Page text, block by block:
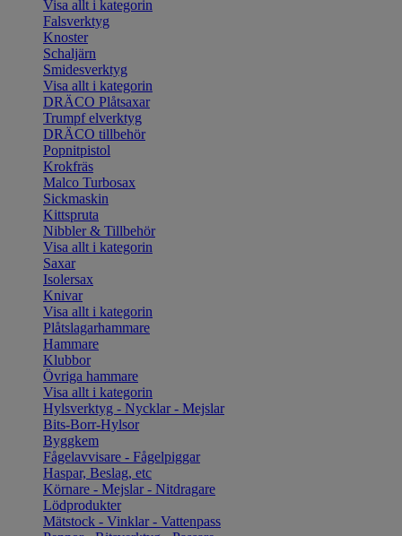
Visa allt i kategorin
Falsverktyg
Knoster
Schaljärn
Smidesverktyg
Visa allt i kategorin
DRÄCO Plåtsaxar
Trumpf elverktyg
DRÄCO tillbehör
Popnitpistol
Krokfräs
Malco Turbosax
Sickmaskin
Kittspruta
Nibbler & Tillbehör
Visa allt i kategorin
Saxar
Isolersax
Knivar
Visa allt i kategorin
Plåtslagarhammare
Hammare
Klubbor
Övriga hammare
Visa allt i kategorin
Hylsverktyg - Nycklar - Mejslar
Bits-Borr-Hylsor
Byggkem
Fågelavvisare - Fågelpiggar
Haspar, Beslag, etc
Körnare - Mejslar - Nitdragare
Lödprodukter
Mätstock - Vinklar - Vattenpass